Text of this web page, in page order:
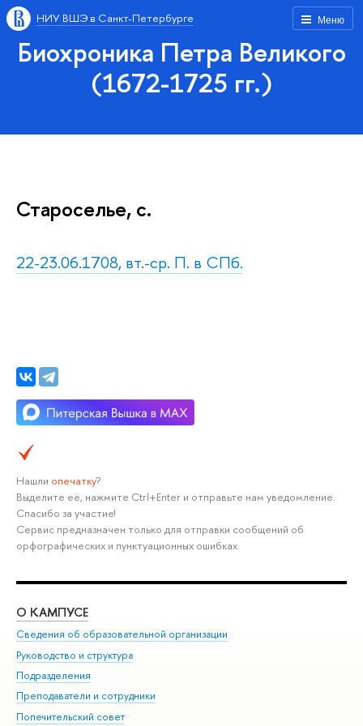
Меню
НИУ ВШЭ в Санкт-Петербурге
Биохроника Петра Великого
(1672-1725 гг.)
Староселье, с.
22-23.06.1708, вт.-ср. П. в СПб.
Нашли опечатку?
Выделите её, нажмите Ctrl+Enter и отправьте нам уведомление.
Спасибо за участие!
Сервис предназначен только для отправки сообщений об
орфографических и пунктуационных ошибках.
О КАМПУСЕ
Сведения об образовательной организации
Руководство и структура
Подразделения
Преподаватели и сотрудники
Попечительский совет